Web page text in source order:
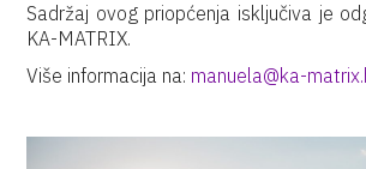
Sadržaj ovog priopćenja isključiva je
KA-MATRIX.
Više informacija na: manuela@ka-